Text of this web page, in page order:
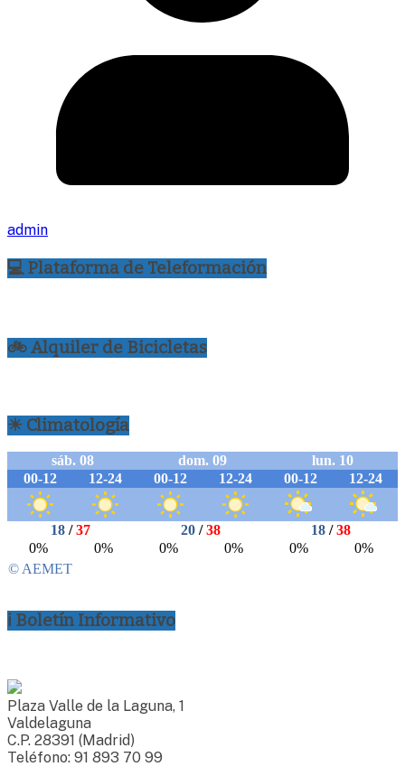
admin
💻 Plataforma de Teleformación
🚲 Alquiler de Bicicletas
☀ Climatología
ℹ Boletín Informativo
Plaza Valle de la Laguna, 1
Valdelaguna
C.P. 28391 (Madrid)
Teléfono: 91 893 70 99